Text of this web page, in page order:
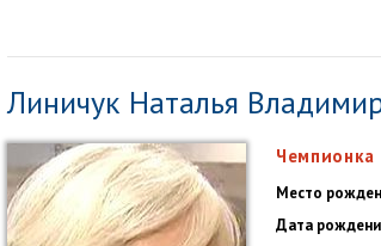
Линичук Наталья
Место
Дата